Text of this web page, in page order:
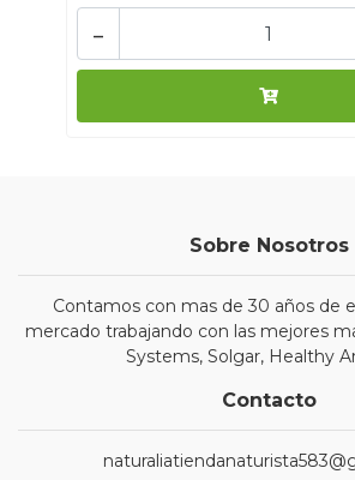
-
Sobre Nosotros
Contamos con mas de 30 años de
mercado trabajando con las mejores
Systems, Solgar, Healthy
Contacto